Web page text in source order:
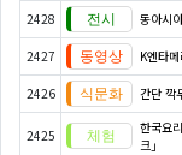
2428 동아시
2427 K엔타
2426 간단 깍
2425
한국요
크」